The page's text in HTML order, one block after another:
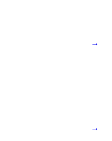
→
→